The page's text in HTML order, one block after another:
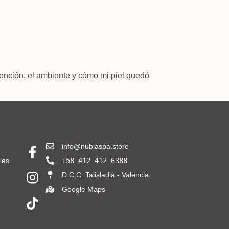
el ambiente y cómo mi piel quedó
info@nubiaspa.store
+58 412 412 6388
D C.C. Talisladia - Valencia
Google Maps